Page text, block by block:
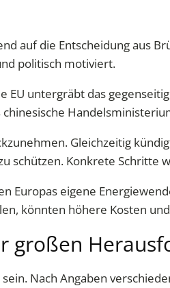
auf die Entscheidung aus
politisch motiviert.
EU untergräbt das
Gleichzeitig
schützen. Konkrete Schritte
Europas eigene
könnten höhere Kosten
großen
Nach Angaben